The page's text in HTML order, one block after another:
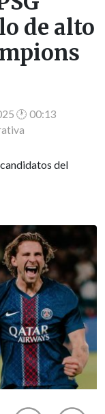
de alto
🕐 00:13
del